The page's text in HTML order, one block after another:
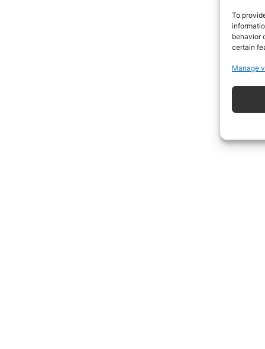
To
behavior
certain
Manage